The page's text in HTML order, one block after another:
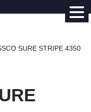
SURE STRIPE 4350